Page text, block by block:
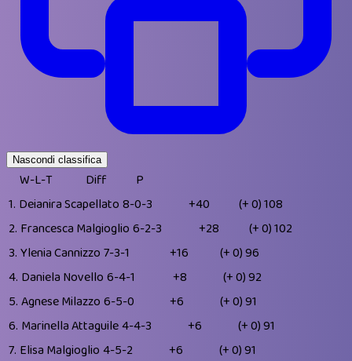
Nascondi classifica
W-L-T Diff
P
1. Deianira Scapellato 8-0-3 +40 (+ 0)108
2. Francesca Malgioglio 6-2-3 +28 (+ 0)102
3. Ylenia Cannizzo 7-3-1 +16 (+ 0)96
4. Daniela Novello 6-4-1 +8 (+ 0)92
5. Agnese Milazzo 6-5-0 +6 (+ 0)91
6. Marinella Attaguile4-4-3 +6 (+ 0)91
7. Elisa Malgioglio 4-5-2 +6 (+ 0)91